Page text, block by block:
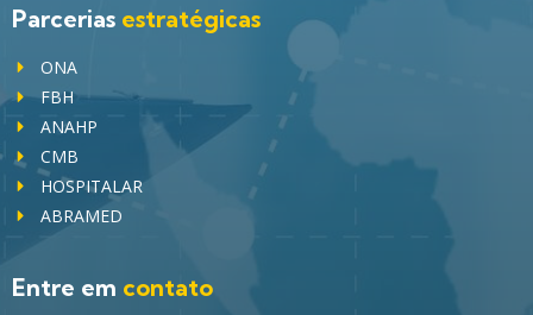
Parcerias estratégicas
ONA
FBH
ANAHP
CMB
HOSPITALAR
ABRAMED
Entre em contato